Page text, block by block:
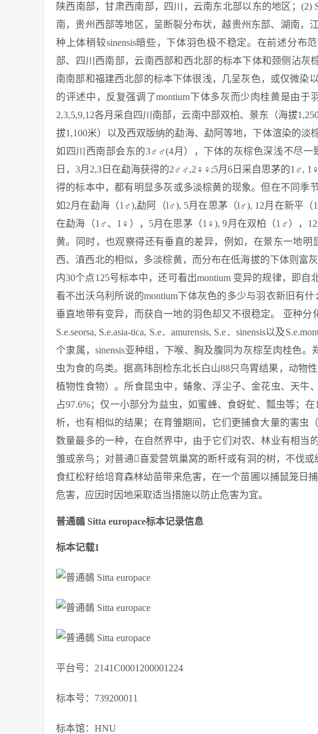
陕西南部，甘肃西南部，四川，云南东北部以东的地区；(2)
南，贵州西部等地区，呈断裂分布状，越贵州东部、湖南，
种上体稍较sinensis暗些，下体羽色极不稳定。在前述分布
部、四川西南部，云南西部和西北部的标本下体和颈侧沾灰
南南部和福建西北部的标本下体很浅，几呈灰色，或仅微染
的评述中，反复强调了montium下体多灰而少肉桂黄是由于
2,3,5,9,12各月采自四川南部，云南中部双柏、景东（海拔
拔1,100米）以及西双版纳的勐海、勐阿等地，下体渲染的淡
如四川西南部会东的3♂♂(4月），下体的灰棕色深浅不尽一
日，3月2,3日在勐海获得的2♂♂,2♀♀;5月6日采自思茅的1♂,
得的标本中，都有明显多灰或多淡棕黄的现象。但在不同季
如2月在勐海（1♂),勐阿（l♂), 5月在思茅（l♂), 12月在新平
在勐海（1♂、1♀），5月在思茅（1♀), 9月在双柏（1♂），
黄。同时，也观察得还有垂直的差异，例如，在景东一地明
西、滇西北的相似，多淡棕黄，而分布在低海拔的下体则富
内30个点125号标本中，还可看出montium 变异的规律，即
看不出沃乌利所说的montium下体灰色的多少与羽衣新旧有
垂直地带有变异，而获自一地的羽色却又不很稳定。 亚种分
S.e.seorsa, S.e.asia-tica, S.e．amurensis, S.e．sinensis以及
个隶属，sinensis亚种组，下喉、胸及腹同为灰棕至肉桂色
虫为食的鸟类。据高玮剖检东北长白山88只鸟胃结果，动物
植物性食物）。所食昆虫中，蝽象、浮尘子、金花虫、天牛
占97.6%；仅一小部分为益虫，如蜜蜂、食蚜虻、瓢虫等；
析，也有相似的结果；在育雏期间，它们更捕食大量的害虫
数量最多的一种，在自然界中，由于它们对农、林业有相当
雏或亲鸟；对普通喜爱营筑巢窝的断杆或有洞的树，不伐
食红松籽给培育森林幼苗带来危害，在一个苗圃以捕鼠笼日
危害，应因时因地采取适当措施以防止危害为宜。
普通鳾 Sitta europace标本记录信息
标本记载1
平台号：2141C0001200001224
标本号：739200011
标本馆：HNU